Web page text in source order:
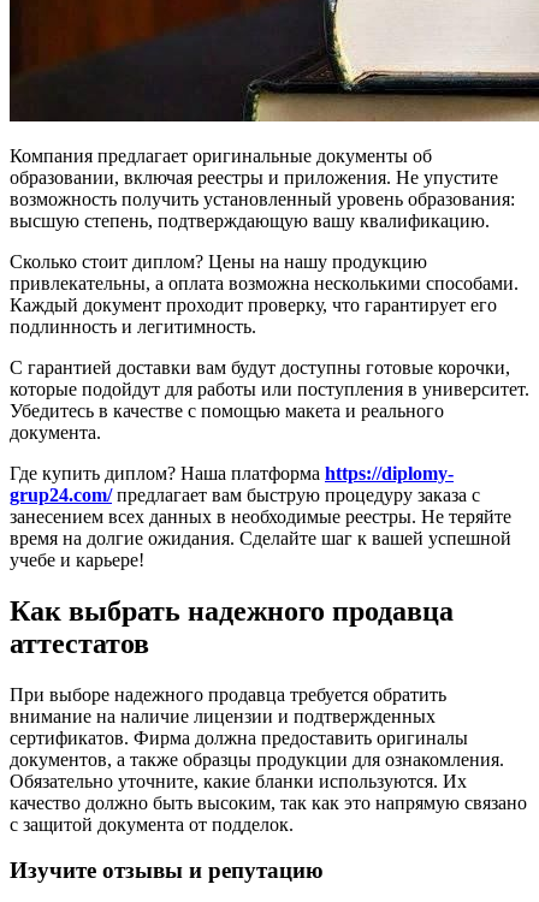
Компания предлагает оригинальные документы об
образовании, включая реестры и приложения. Не упустите
возможность получить установленный уровень образования:
высшую степень, подтверждающую вашу квалификацию.
Сколько стоит диплом? Цены на нашу продукцию
привлекательны, а оплата возможна несколькими способами.
Каждый документ проходит проверку, что гарантирует его
подлинность и легитимность.
С гарантией доставки вам будут доступны готовые корочки,
которые подойдут для работы или поступления в университет.
Убедитесь в качестве с помощью макета и реального
документа.
Где купить диплом? Наша платформа https://diplomy-
grup24.com/предлагает вам быструю процедуру заказа с
занесением всех данных в необходимые реестры. Не теряйте
время на долгие ожидания. Сделайте шаг к вашей успешной
учебе и карьере!
Как выбрать надежного продавца
аттестатов
При выборе надежного продавца требуется обратить
внимание на наличие лицензии и подтвержденных
сертификатов. Фирма должна предоставить оригиналы
документов, а также образцы продукции для ознакомления.
Обязательно уточните, какие бланки используются. Их
качество должно быть высоким, так как это напрямую связано
с защитой документа от подделок.
Изучите отзывы и репутацию